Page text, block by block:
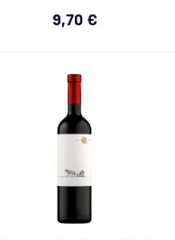
9,70 €